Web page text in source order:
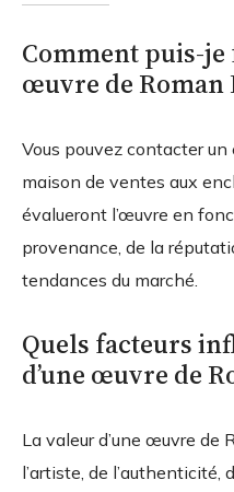
Comment puis-
œuvre de Roman
Vous pouvez contacter
maison de ventes aux
évalueront l’œuvre en
provenance, de la
tendances du marché.
Quels facteurs
d’une œuvre de
La valeur d’une œuvre de
l’artiste, de l’authenticité,